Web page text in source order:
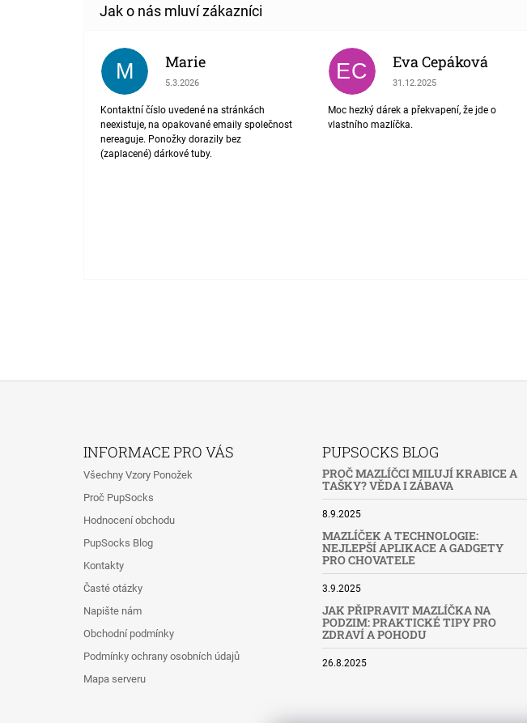
M Marie
Hodnocení obchodu je 1 z 5 hvězdiček.
5.3.2026
Kontaktní číslo uvedené na stránkách
neexistuje, na opakované emaily společnost
nereaguje. Ponožky dorazily bez
(zaplacené) dárkové tuby.
EC Eva Cepáková
Hodnocení obchodu je 5 z 5
31.12.2025
Moc hezký dárek a překvapení, že jde o
vlastního mazlíčka.
INFORMACE PRO VÁS
Všechny Vzory Ponožek
Proč PupSocks
Hodnocení obchodu
PupSocks Blog
Kontakty
Časté otázky
Napište nám
Obchodní podmínky
Podmínky ochrany osobních údajů
Mapa serveru
PUPSOCKS BLOG
PROČ MAZLÍČCI MILUJÍ KRABICE A
TAŠKY? VĚDA I ZÁBAVA
8.9.2025
MAZLÍČEK A TECHNOLOGIE:
NEJLEPŠÍ APLIKACE A GADGETY
PRO CHOVATELE
3.9.2025
JAK PŘIPRAVIT MAZLÍČKA NA
PODZIM: PRAKTICKÉ TIPY PRO
ZDRAVÍ A POHODU
26.8.2025